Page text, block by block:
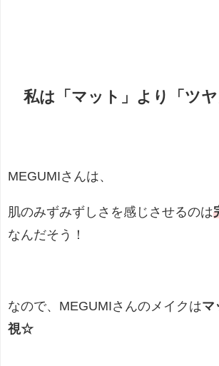
私は「マット」より「ツ
MEGUMIさんは、
肌のみずみずしさを感じさせるのは
なんだそう！
なので、MEGUMIさんのメイクはマ
視☆